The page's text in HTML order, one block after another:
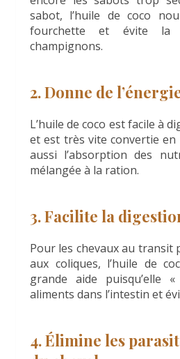
sabot, l’huile de coco
fourchette et évite la
champignons.
2. Donne de
L’huile de coco est facile à
et est très vite convertie en
aussi l’absorption des
mélangée à la ration.
3. Facilite la
Pour les chevaux au transit
aux coliques, l’huile de
grande aide puisqu’elle
aliments dans l’intestin et
4. Élimine les